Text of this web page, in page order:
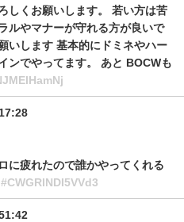
しくお願いします。 若い方は苦
ルやマナーが守れる方が良いで
いします 基本的にドミネやハー
ンでやってます。 あと BOCWも
に疲れたので誰かやってくれる
#CWGRlNDI5VVd3